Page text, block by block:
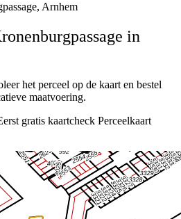
Arnhem
in
het perceel op de kaart en bestel
maatvoering.
gratis kaartcheck Perceelkaart